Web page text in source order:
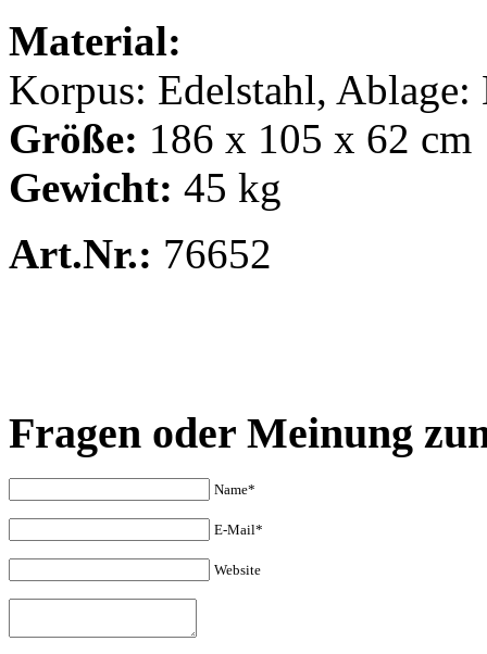
Material:
Korpus: Edelstahl,
Größe: 186 x 105 x 62 cm
Gewicht: 45 kg
Art.Nr.: 76652
Fragen oder Meinung
Name*
E-Mail*
Website